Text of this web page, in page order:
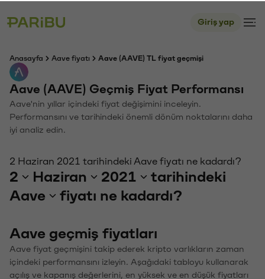
Giriş yap
Anasayfa Aave fiyatı Aave (AAVE) TL fiyat geçmişi
Aave (AAVE) Geçmiş Fiyat Performansı
Aave'nin yıllar içindeki fiyat değişimini inceleyin.
Performansını ve tarihindeki önemli dönüm noktalarını daha
iyi analiz edin.
2 Haziran 2021 tarihindeki Aave fiyatı ne kadardı?
2 Haziran 2021
tarihindeki
Aave
fiyatı ne kadardı?
Aave geçmiş fiyatları
Aave fiyat geçmişini takip ederek kripto varlıkların zaman
içindeki performansını izleyin. Aşağıdaki tabloyu kullanarak
açılış ve kapanış değerlerini, en yüksek ve en düşük fiyatları